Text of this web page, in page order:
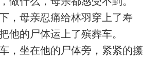
，母亲忍痛给林羽穿上了寿
他的尸体运上了殡葬车。
，坐在他的尸体旁，紧紧的攥